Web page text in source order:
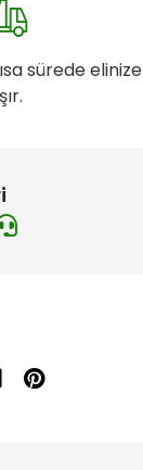
sürede elinize